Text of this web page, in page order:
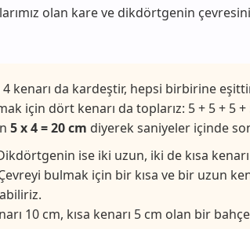
olan kare ve dikdörtgenin
kenarı da kardeştir, hepsi birbirine
için dört kenarı da toplarız: 5 + 5 + 5 +
5 x 4 = 20 cm diyerek saniyeler içinde
ise iki uzun, iki de kısa kenarı
bulmak için bir kısa ve bir uzun
10 cm, kısa kenarı 5 cm olan bir